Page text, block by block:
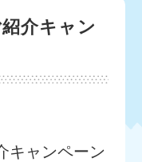
介キャン
キャンペーン